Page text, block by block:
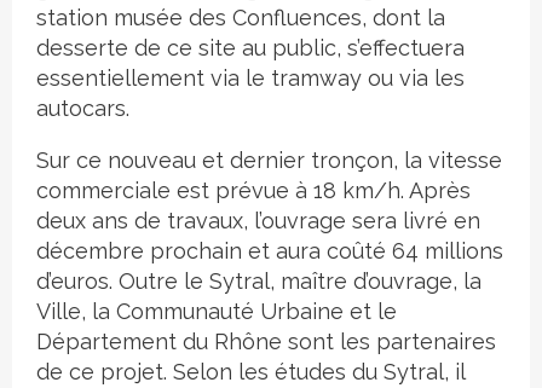
station musée des Confluences, dont la
desserte de ce site au public, s’effectuera
essentiellement via le tramway ou via les
autocars.
Sur ce nouveau et dernier tronçon, la vitesse
commerciale est prévue à 18 km/h. Après
deux ans de travaux, l’ouvrage sera livré en
décembre prochain et aura coûté 64 millions
d’euros. Outre le Sytral, maître d’ouvrage, la
Ville, la Communauté Urbaine et le
Département du Rhône sont les partenaires
de ce projet. Selon les études du Sytral, il